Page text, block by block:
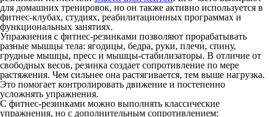
для домашних тренировок, но он также активно используется в
фитнес-клубах, студиях, реабилитационных программах и
функциональных занятиях.
Упражнения с фитнес-резинками позволяют прорабатывать
разные мышцы тела: ягодицы, бедра, руки, плечи, спину,
грудные мышцы, пресс и мышцы-стабилизаторы. В отличие от
свободных весов, резинка создает сопротивление по мере
растяжения. Чем сильнее она растягивается, тем выше нагрузка.
Это помогает контролировать движение и постепенно
усложнять упражнения.
С фитнес-резинками можно выполнять классические
упражнения, но с дополнительным сопротивлением: